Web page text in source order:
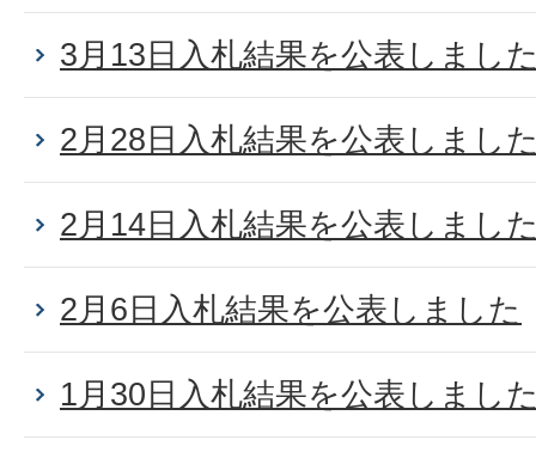
3月13日入札結果を公表しまし
2月28日入札結果を公表しまし
2月14日入札結果を公表しまし
2月6日入札結果を公表しました
1月30日入札結果を公表しまし